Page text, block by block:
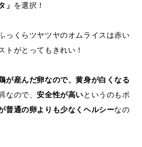
」
を選択！
っくらツヤツヤのオムライスは赤い
トがとってもきれい！
が産んだ卵なので、黄身が白くなる
なので、安全性が高いというのもポ
普通の卵よりも少なくヘルシーなの